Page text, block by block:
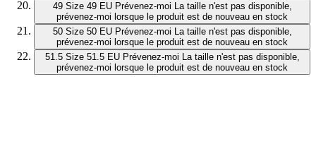
49 Size 49 EU Prévenez-moi La taille n'est pas disponible,
prévenez-moi lorsque le produit est de nouveau en stock
50 Size 50 EU Prévenez-moi La taille n'est pas disponible,
prévenez-moi lorsque le produit est de nouveau en stock
51.5 Size 51.5 EU Prévenez-moi La taille n'est pas disponible,
prévenez-moi lorsque le produit est de nouveau en stock